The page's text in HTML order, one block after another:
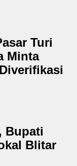
Turi
Minta
Bupati
Blitar